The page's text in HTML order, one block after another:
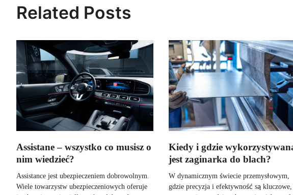
Related Posts
Assistane – wszystko co musisz o
nim wiedzieć?
Assistance jest ubezpieczeniem dobrowolnym.
Wiele towarzystw ubezpieczeniowych oferuje
Kiedy i gdzie
jest zaginarka do blach?
W dynamicznym świecie przemysłowym,
gdzie precyzja i efektywność są kluczowe,